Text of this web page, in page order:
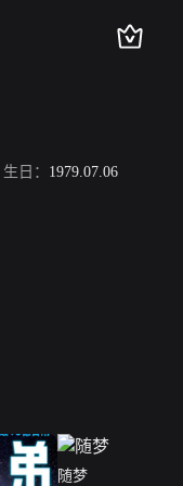
生日： 1979.07.06
随梦